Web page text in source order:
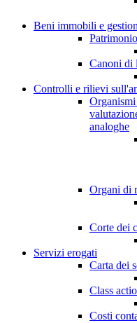
Beni immobili e
Canoni di
Controlli e rilievi
analoghe
Organi di
Corte dei
Servizi erogati
Carta dei
Class
Costi